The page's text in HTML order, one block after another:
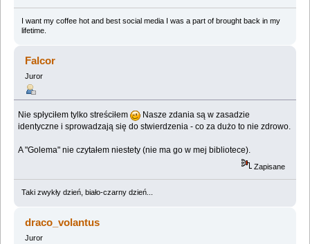
I want my coffee hot and best social media I was a part of brought back in my
lifetime.
Falcor
Juror
Nie spłyciłem tylko streściłem
Nasze zdania są w zasadzie
identyczne i sprowadzają się do stwierdzenia - co za dużo to nie zdrowo.
A "Golema" nie czytałem niestety (nie ma go w mej bibliotece).
Zapisane
Taki zwykły dzień, biało-czarny dzień...
draco_volantus
Juror